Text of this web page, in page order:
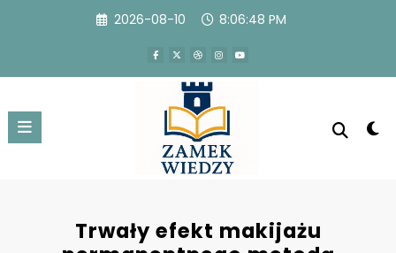
2026-08-10 8:06:48 PM
Trwały efekt makijażu